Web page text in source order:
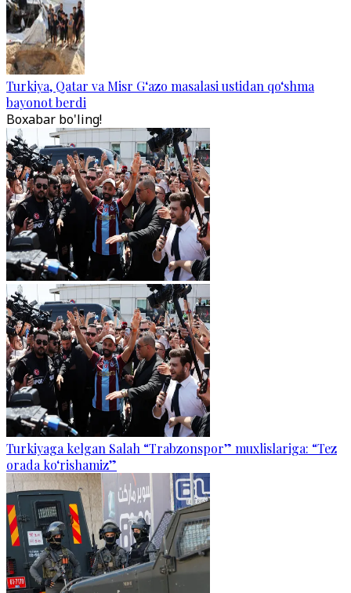
Turkiya, Qatar va Misr G‘azo masalasi ustidan qo‘shma
bayonot berdi
Boxabar bo'ling!
Turkiyaga kelgan Salah “Trabzonspor” muxlislariga: “Tez
orada ko‘rishamiz”